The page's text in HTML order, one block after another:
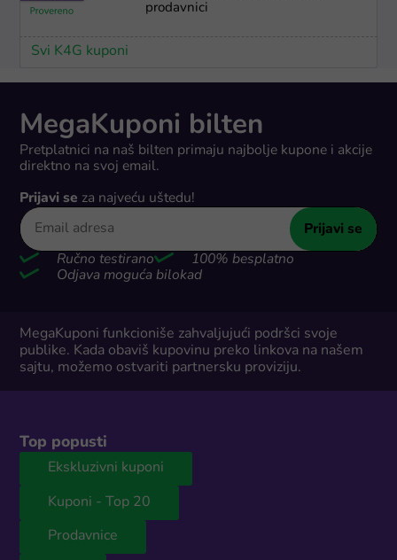
prodavnici
Svi K4G kuponi
MegaKuponi bilten
Pretplatnici na naš bilten primaju najbolje kupone i akcije
direktno na svoj email.
Prijavi se za najveću uštedu!
Prijavi se
Ručno testirano
100% besplatno
Odjava moguća bilokad
MegaKuponi funkcioniše zahvaljujući podršci svoje
publike. Kada obaviš kupovinu preko linkova na našem
sajtu, možemo ostvariti partnersku proviziju.
Top popusti
Ekskluzivni kuponi
Kuponi - Top 20
Prodavnice